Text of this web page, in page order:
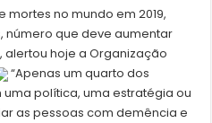
no mundo em 2019,
número que deve aumentar
alertou hoje a Organização
“Apenas um quarto dos
política, uma estratégia ou
as pessoas com demência e